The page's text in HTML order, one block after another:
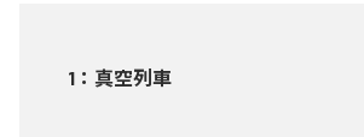
1 ： 真空列車